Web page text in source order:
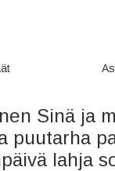
Sinä ja
puutarha
lahja